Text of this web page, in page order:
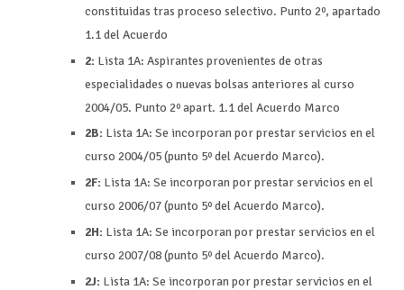
constituidas tras proceso selectivo. Punto 2º, apartado
1.1 del Acuerdo
2: Lista 1A: Aspirantes provenientes de otras
especialidades o nuevas bolsas anteriores al curso
2004/05. Punto 2º apart. 1.1 del Acuerdo Marco
2B: Lista 1A: Se incorporan por prestar servicios en el
curso 2004/05 (punto 5º del Acuerdo Marco).
2F: Lista 1A: Se incorporan por prestar servicios en el
curso 2006/07 (punto 5º del Acuerdo Marco).
2H: Lista 1A: Se incorporan por prestar servicios en el
curso 2007/08 (punto 5º del Acuerdo Marco).
2J: Lista 1A: Se incorporan por prestar servicios en el